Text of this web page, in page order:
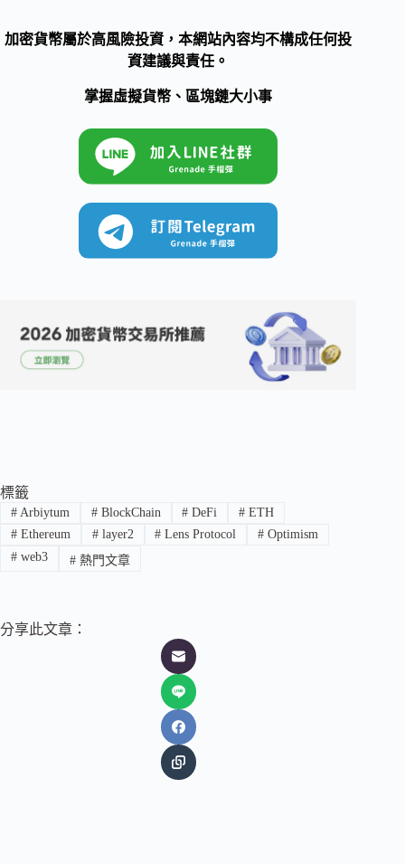
加密貨幣屬於高風險投資，本網站內容均不構成任何投
資建議與責任。
掌握虛擬貨幣、區塊鏈大小事
標籤
#Arbiytum #BlockChain # DeFi # ETH
#Ethereum #layer2 # Lens Protocol # Optimism
#web3 #熱門文章
分享此文章：